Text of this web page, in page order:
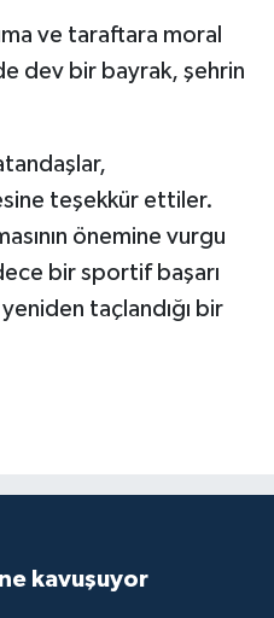
ve taraftara moral
dev bir bayrak, şehrin
teşekkür ettiler.
önemine vurgu
bir sportif başarı
taçlandığı bir
kavuşuyor